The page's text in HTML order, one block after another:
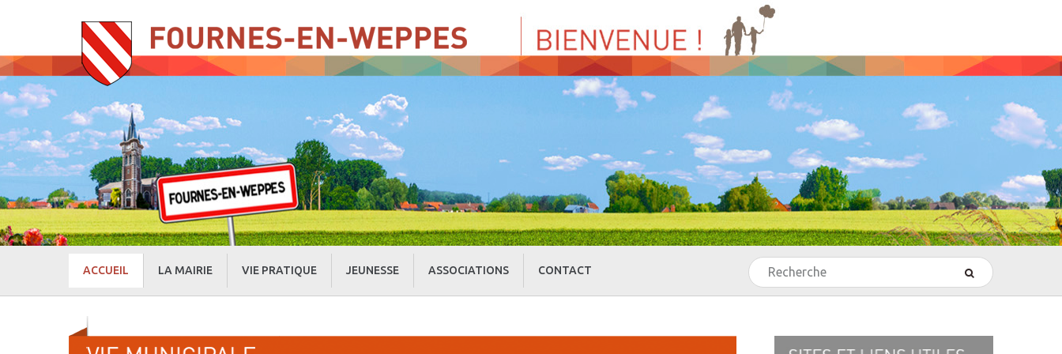
ACCUEIL LA MAIRIE
» Evénements
VIE PRATIQUE
» Actualités
JEUNESSE
» Centre de Loisirs
ASSOCIATIONS
» Culture et loisirs » Cercle d’Echecs
CONTACT Rechercher